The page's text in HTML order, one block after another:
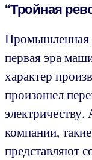
“Тройная
Промышленная
первая эра
характер
произошел
компании,
представляют